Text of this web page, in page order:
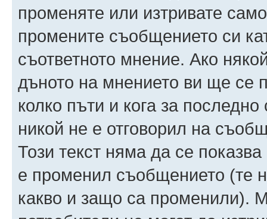
променяте или изтривате
промените съобщението си
съответното мнение. Ако
дъното на мнението ви ще се
колко пъти и кога за
никой не е отговорил на
Този текст няма да се
е променил съобщението (те
какво и защо са променили).